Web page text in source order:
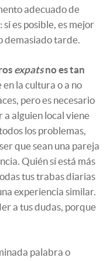
adecuado de
es posible, es mejor
demasiado tarde.
expatsno es tan
la cultura o a no
pero es necesario
alguien local viene
los problemas,
que sean una pareja
Quién sí está más
tus trabas diarias
experiencia similar.
a tus dudas, porque
palabra o